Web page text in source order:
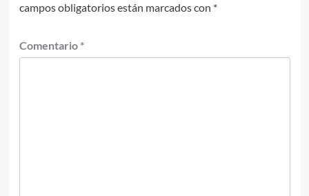
campos obligatorios están marcados con *
Comentario *